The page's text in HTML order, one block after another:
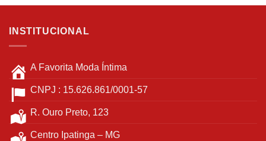
INSTITUCIONAL
A Favorita Moda Íntima
CNPJ : 15.626.861/0001-57
R. Ouro Preto, 123
Centro Ipatinga – MG